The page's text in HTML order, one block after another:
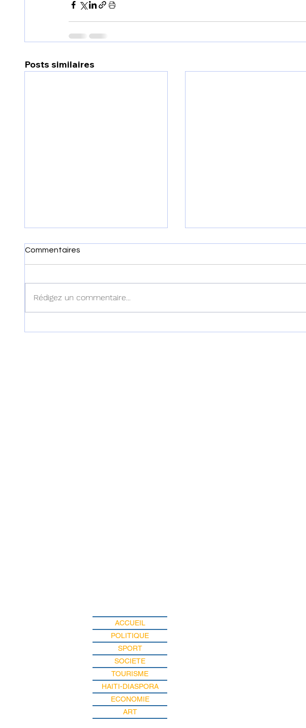
Posts similaires
des mesures pour une
examens officiels enlevés
Commentaires
Rédigez un commentaire...
ACCUEIL
POLITIQUE
SPORT
SOCIETE
TOURISME
HAITI-DIASPORA
ECONOMIE
ART